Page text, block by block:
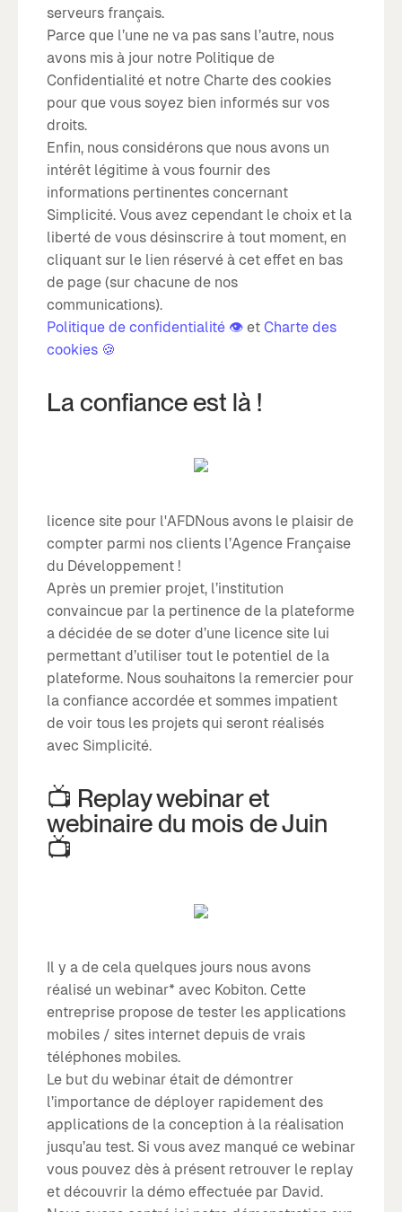
serveurs français.
Parce que l’une ne va pas sans l’autre, nous
avons mis à jour notre Politique de
Confidentialité et notre Charte des cookies
pour que vous soyez bien informés sur vos
droits.
Enfin, nous considérons que nous avons un
intérêt légitime à vous fournir des
informations pertinentes concernant
Simplicité. Vous avez cependant le choix et la
liberté de vous désinscrire à tout moment, en
cliquant sur le lien réservé à cet effet en bas
de page (sur chacune de nos
communications).
Politique de confidentialité 👁 et Charte des
cookies 🍪
La confiance est là !
licence site pour l'AFDNous avons le plaisir de
compter parmi nos clients l’Agence Française
du Développement !
Après un premier projet, l’institution
convaincue par la pertinence de la plateforme
a décidée de se doter d’une licence site lui
permettant d’utiliser tout le potentiel de la
plateforme. Nous souhaitons la remercier pour
la confiance accordée et sommes impatient
de voir tous les projets qui seront réalisés
avec Simplicité.
📺 Replay webinar et
webinaire du mois de Juin
📺
Il y a de cela quelques jours nous avons
réalisé un webinar* avec Kobiton. Cette
entreprise propose de tester les applications
mobiles / sites internet depuis de vrais
téléphones mobiles.
Le but du webinar était de démontrer
l’importance de déployer rapidement des
applications de la conception à la réalisation
jusqu’au test. Si vous avez manqué ce webinar
vous pouvez dès à présent retrouver le replay
et découvrir la démo effectuée par David.